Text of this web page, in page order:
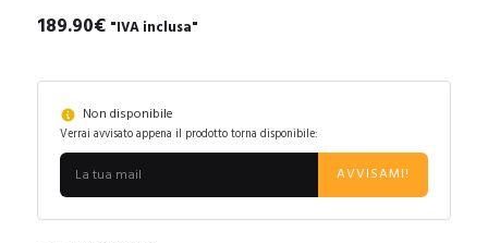
189.90€ "IVA inclusa"
Non disponibile
Verrai avvisato appena il prodotto torna disponibile:
AVVISAMI!